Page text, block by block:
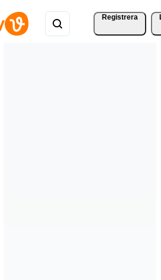
Registrera